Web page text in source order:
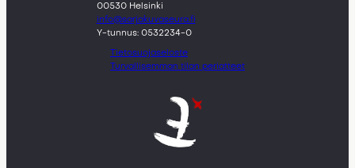
00530 Helsinki
info@sarjakuvaseura.fi
Y-tunnus: 0532234-0
Tietosuojaseloste
Turvallisemman tilan periatteet